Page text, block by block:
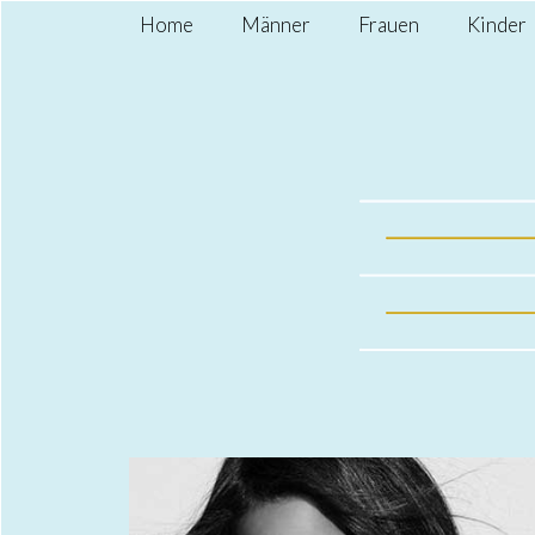
Home Männer Frauen Kinder